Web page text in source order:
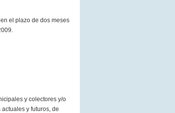
el plazo de dos meses
y colectores y/o
y futuros, de